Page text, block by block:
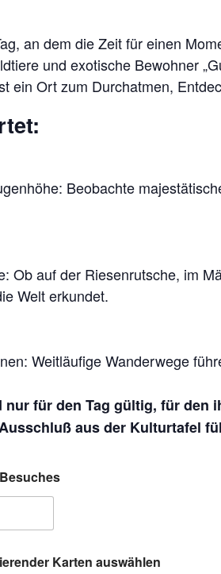
an dem die Zeit für einen
und exotische Bewohner
ein Ort zum Durchatmen,
Beobachte
Ob auf der Riesenrutsche, im
Welt erkundet.
Weitläufige Wanderwege
für den Tag gültig, für den
aus der Kulturtafel
Karten auswählen